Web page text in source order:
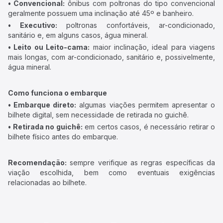
• Convencional: ônibus com poltronas do tipo convencional
geralmente possuem uma inclinação até 45º e banheiro.
• Executivo: poltronas confortáveis, ar-condicionado,
sanitário e, em alguns casos, água mineral.
• Leito ou Leito-cama: maior inclinação, ideal para viagens
mais longas, com ar-condicionado, sanitário e, possivelmente,
água mineral.
Como funciona o embarque
• Embarque direto: algumas viações permitem apresentar o
bilhete digital, sem necessidade de retirada no guichê.
• Retirada no guichê: em certos casos, é necessário retirar o
bilhete físico antes do embarque.
Recomendação: sempre verifique as regras específicas da
viação escolhida, bem como eventuais exigências
relacionadas ao bilhete.